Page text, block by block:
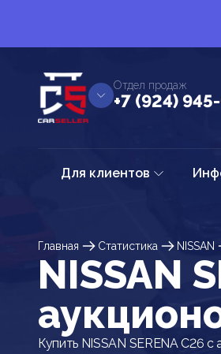
Отдел продаж
+7 (924)
Для клиентов
Главная Статистика NISSAN
NISSAN
Купить NISSAN SERENA C26